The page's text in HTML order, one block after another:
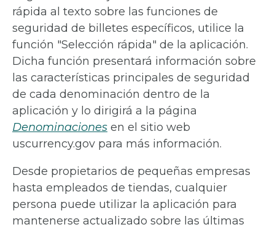
rápida al texto sobre las funciones de
seguridad de billetes específicos, utilice la
función "Selección rápida" de la aplicación.
Dicha función presentará información sobre
las características principales de seguridad
de cada denominación dentro de la
aplicación y lo dirigirá a la página
Denominaciones en el sitio web
uscurrency.gov para más información.
Desde propietarios de pequeñas empresas
hasta empleados de tiendas, cualquier
persona puede utilizar la aplicación para
mantenerse actualizado sobre las últimas